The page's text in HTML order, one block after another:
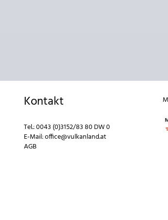
Kontakt
Tel.:0043 (0)3152/83 80 DW 0
E-Mail:office@vulkanland.at
AGB